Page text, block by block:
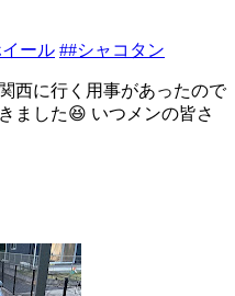
ール ##シャコタン
西に行く用事があったので
ました😆 いつメンの皆さ